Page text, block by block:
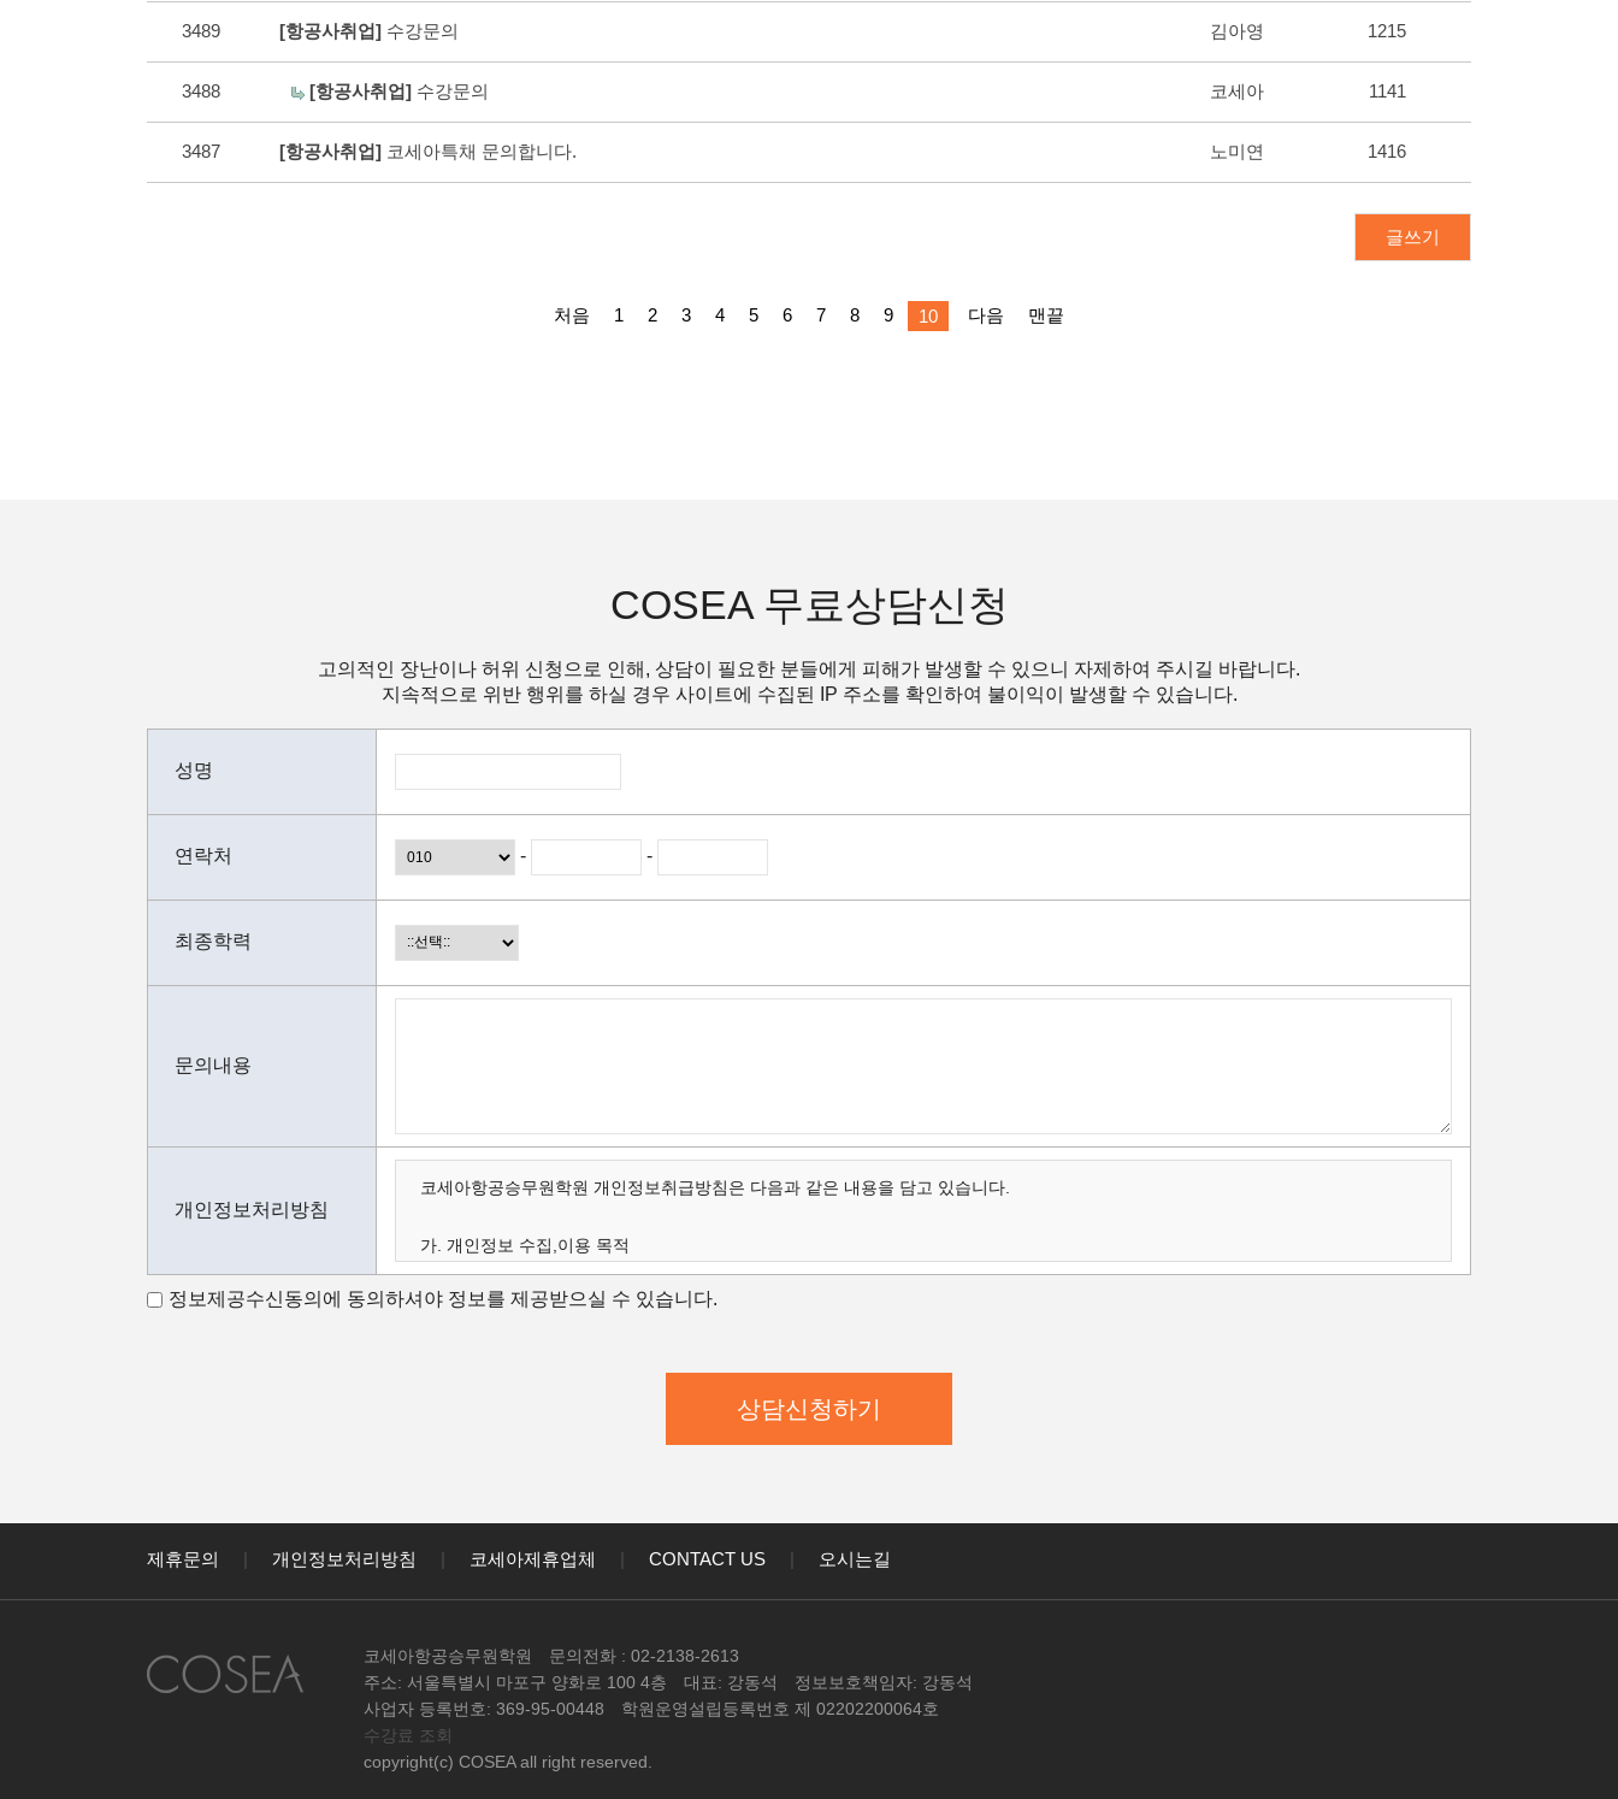
3489 [항공사취업] 수강문의 김아영 1215
3488 [항공사취업] 수강문의 코세아 1141
3487 [항공사취업] 코세아특채 문의합니다. 노미연 1416
글쓰기
처음 1 2 3 4 5 6 7 8 9 10 다음 맨끝
COSEA 무료상담신청
고의적인 장난이나 허위 신청으로 인해, 상담이 필요한 분들에게 피해가 발생할 수 있으니 자제하여 주시길 바랍니다.
지속적으로 위반 행위를 하실 경우 사이트에 수집된 IP 주소를 확인하여 불이익이 발생할 수 있습니다.
성명
연락처 - -
최종학력
문의내용
개인정보처리방침
코세아항공승무원학원 개인정보취급방침은 다음과 같은 내용을 담고 있습니다.
가. 개인정보 수집,이용 목적
나. 수집하는 개인정보의 항목
다. 개인정보의 보유 및 이용 기간
- 홈페이지 내 상담신청(입학문의, 상담신청)
- 과정문의에 대한 학과담당자들의 전화 및 이메일 상담
코세아항공승무원학원은 고객님의 온라인상담(입학문의, 상담신청)을 위해
- 이름, 핸드폰, 이메일, 직업, 나이 기록
다.개인정보의 보유 및 이용 기간
원칙적으로 개인정보 수집 및 이용목적이 달성된 후에는 해당 정보를 지체
없이 파기합니다
정보제공수신동의에 동의하셔야 정보를 제공받으실 수 있습니다.
제휴문의 | 개인정보처리방침 | 코세아제휴업체 | CONTACT US | 오시는길
코세아항공승무원학원
문의전화 : 02-2138-2613
주소: 서울특별시 마포구 양화로 100 4층
대표: 강동석
정보보호책임자: 강동석
사업자 등록번호: 369-95-00448
학원운영설립등록번호 제 02202200064호
수강료 조회
copyright(c) COSEA all right reserved.